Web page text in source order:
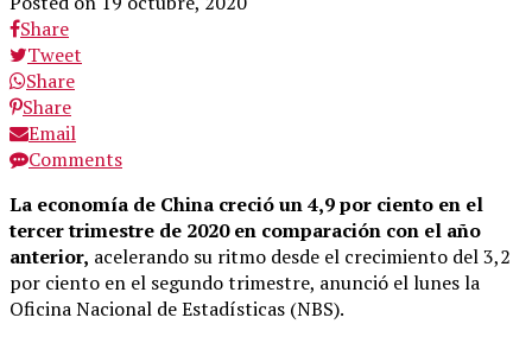
Share
Tweet
Share
Share
Email
Comments
La economía de China creció un 4,9 por ciento en el
tercer trimestre de 2020 en comparación con el año
anterior, acelerando su ritmo desde el crecimiento del 3,2
por ciento en el segundo trimestre, anunció el lunes la
Oficina Nacional de Estadísticas (NBS).